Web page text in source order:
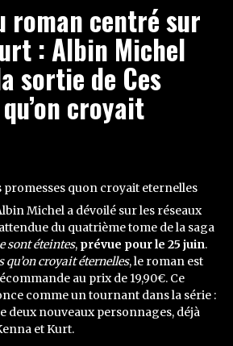
roman centré sur
: Albin Michel
sortie de Ces
croyait
Michel a dévoilé sur les réseaux
du quatrième tome de la saga
sont éteintes, prévue pour le 25 juin.
qu’on croyait éternelles, le roman est
au prix de 19,90€. Ce
comme un tournant dans la série :
deux nouveaux personnages, déjà
et Kurt.